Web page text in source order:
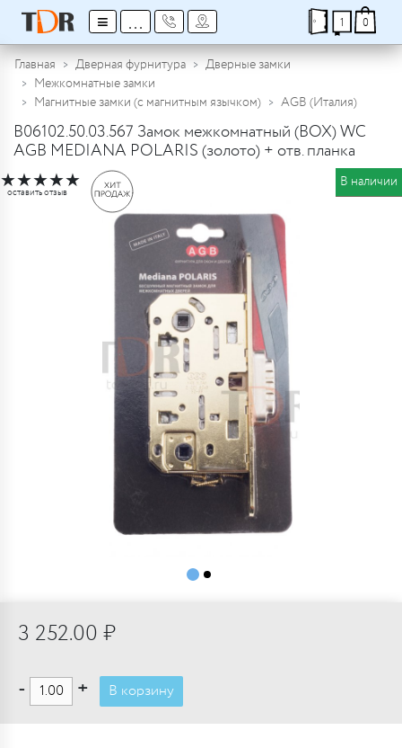
≡ ... 1 0
Главная Дверная фурнитура
Дверные замки
Межкомнатные замки
Магнитные замки (с магнитным язычком)
AGB (Италия)
B06102.50.03.567 Замок межкомнатный (BOX) WC
AGB MEDIANA POLARIS (золото) + отв. планка
★★★★★
оставить отзыв
В наличии
3 252.00 ₽
- + В корзину